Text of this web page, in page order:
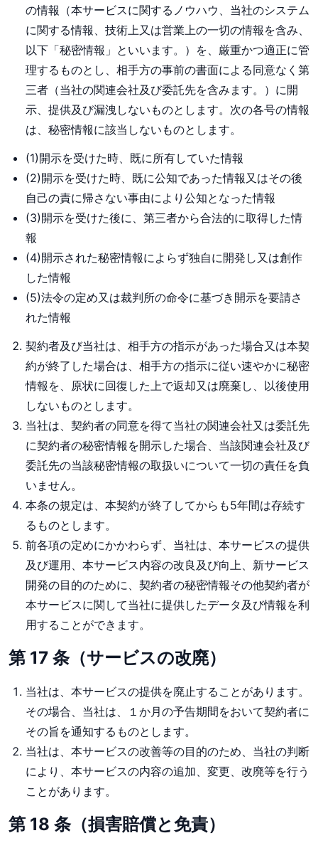
の情報（本サービスに関するノウハウ、当社のシステム
に関する情報、技術上又は営業上の一切の情報を含み、
以下「秘密情報」といいます。）を、厳重かつ適正に管
理するものとし、相手方の事前の書面による同意なく第
三者（当社の関連会社及び委託先を含みます。）に開
示、提供及び漏洩しないものとします。次の各号の情報
は、秘密情報に該当しないものとします。
(1)開示を受けた時、既に所有していた情報
(2)開示を受けた時、既に公知であった情報又はその後
自己の責に帰さない事由により公知となった情報
(3)開示を受けた後に、第三者から合法的に取得した情
報
(4)開示された秘密情報によらず独自に開発し又は創作
した情報
(5)法令の定め又は裁判所の命令に基づき開示を要請さ
れた情報
契約者及び当社は、相手方の指示があった場合又は本契
約が終了した場合は、相手方の指示に従い速やかに秘密
情報を、原状に回復した上で返却又は廃棄し、以後使用
しないものとします。
当社は、契約者の同意を得て当社の関連会社又は委託先
に契約者の秘密情報を開示した場合、当該関連会社及び
委託先の当該秘密情報の取扱いについて一切の責任を負
いません。
本条の規定は、本契約が終了してからも5年間は存続す
るものとします。
前各項の定めにかかわらず、当社は、本サービスの提供
及び運用、本サービス内容の改良及び向上、新サービス
開発の目的のために、契約者の秘密情報その他契約者が
本サービスに関して当社に提供したデータ及び情報を利
用することができます。
第 17 条（サービスの改廃）
当社は、本サービスの提供を廃止することがあります。
その場合、当社は、１か月の予告期間をおいて契約者に
その旨を通知するものとします。
当社は、本サービスの改善等の目的のため、当社の判断
により、本サービスの内容の追加、変更、改廃等を行う
ことがあります。
第 18 条（損害賠償と免責）